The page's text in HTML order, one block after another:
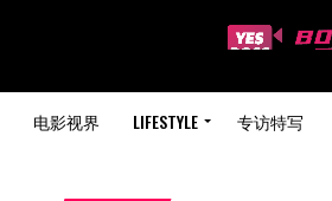
电影视界 LIFESTYLE 专访特写